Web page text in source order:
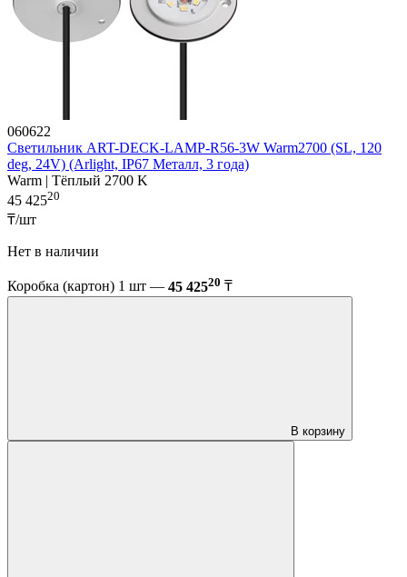
060622
Светильник ART-DECK-LAMP-R56-3W Warm2700 (SL, 120
deg, 24V) (Arlight, IP67 Металл, 3 года)
Warm | Тёплый 2700 K
45 42520
₸/шт
Нет в наличии
Коробка (картон) 1 шт — 45 42520 ₸
В корзину